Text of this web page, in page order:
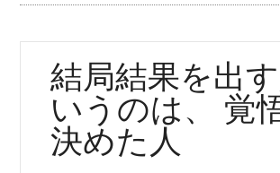
結局結果を出
いうのは、 覚
決めた人